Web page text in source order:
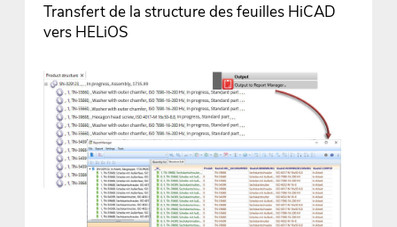
Transfert de la structure des feuilles HiCAD
vers HELiOS